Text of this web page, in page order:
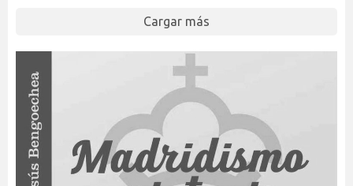
Cargar más